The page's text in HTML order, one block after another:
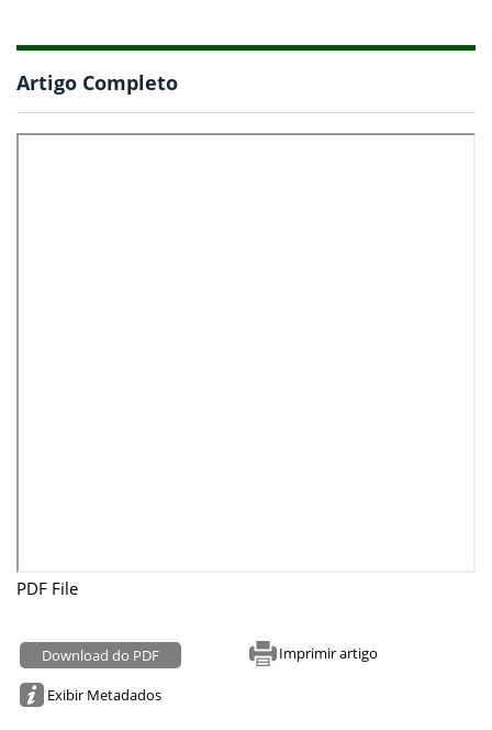
Artigo Completo
PDF File
Download do PDF Imprimir artigo
Exibir Metadados